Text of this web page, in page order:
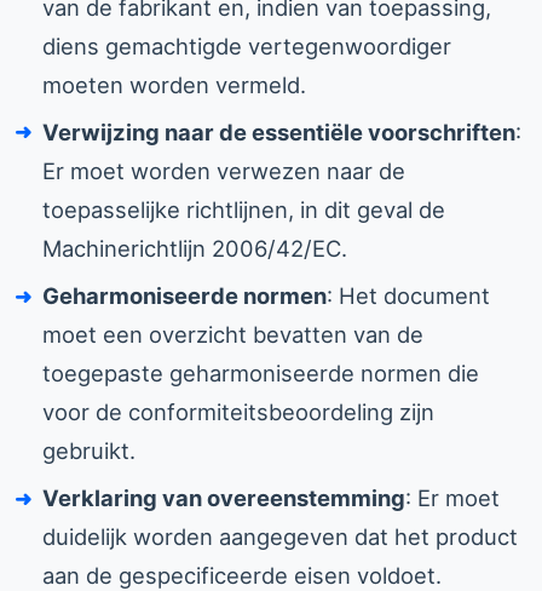
van de fabrikant en, indien van toepassing,
diens gemachtigde vertegenwoordiger
moeten worden vermeld.
Verwijzing naar de essentiële voorschriften:
Er moet worden verwezen naar de
toepasselijke richtlijnen, in dit geval de
Machinerichtlijn 2006/42/EC.
Geharmoniseerde normen: Het document
moet een overzicht bevatten van de
toegepaste geharmoniseerde normen die
voor de conformiteitsbeoordeling zijn
gebruikt.
Verklaring van overeenstemming: Er moet
duidelijk worden aangegeven dat het product
aan de gespecificeerde eisen voldoet.